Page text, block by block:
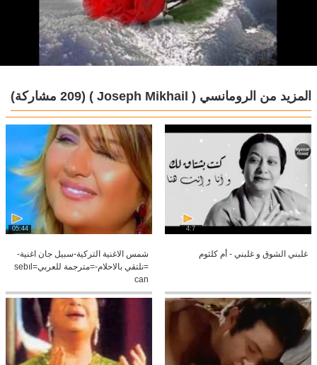
المزيد من الرومانسي ( ‏‎Joseph Mikhail ) (209 مشاركة)
4:7
غلبني الشوق و غلبني - أم كلثوم
05:44
شمس الاغنية التركية-سبيل جان اغنية-
=نلتقي بالاحلام-=مترجمة للعربي=sebıl
can